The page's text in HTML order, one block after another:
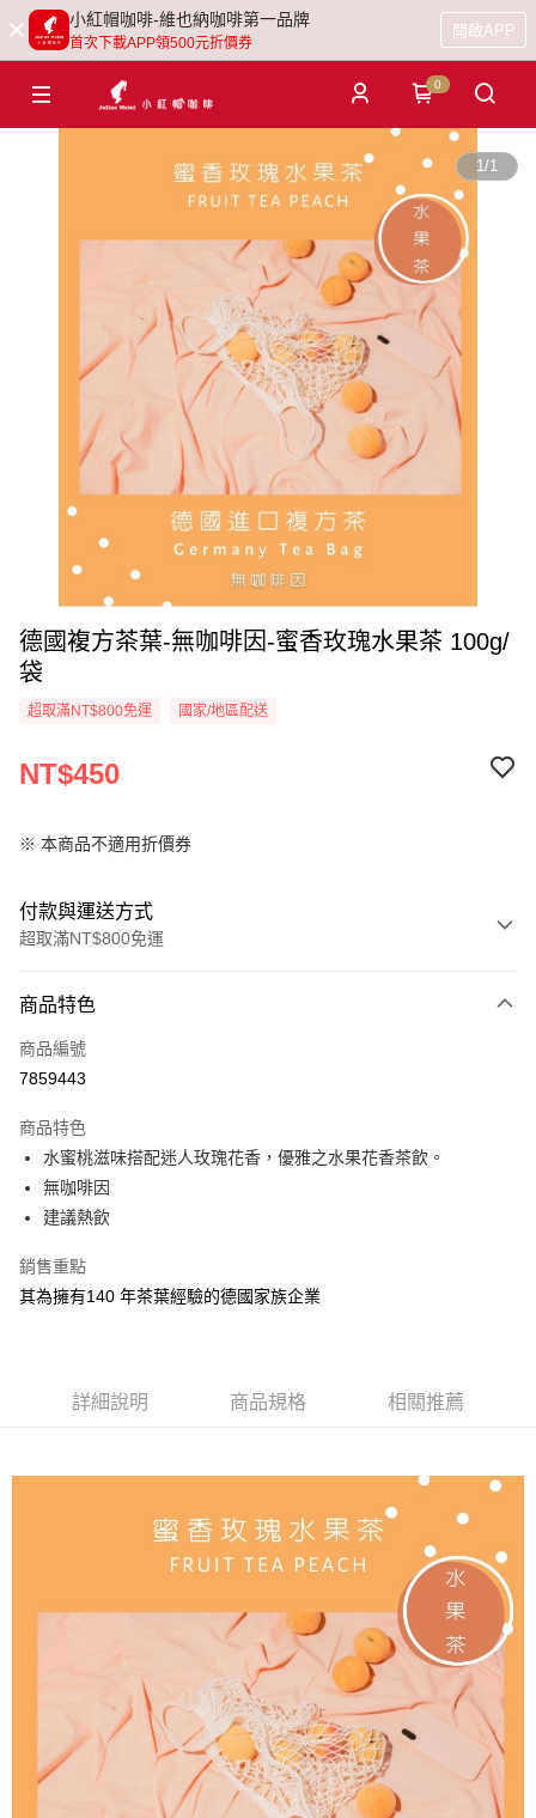
小紅帽咖啡-維也納咖啡第一品牌
首次下載APP領500元折價券
開啟APP
0
1/1
德國複方茶葉-無咖啡因-蜜香玫瑰水果茶 100g/
袋
超取滿NT$800免運 國家/地區配送
NT$450
※ 本商品不適用折價券
付款與運送方式
超取滿NT$800免運
信用卡一次付款
超商取貨付款
Apple Pay
街口支付
Google Pay
AFTEE先享後付是「在收到商品之後才付款」的支付方式。 讓您購物簡單
【「AFTEE先享後付」結帳流程】
１．於結帳方式選擇「AFTEE先享後付」後，將跳轉至「AFTEE先享後付」
結帳頁面，進行簡訊認證並確認金額後，即可完成結帳。
３．收到繳費通知簡訊後14天內，點擊此簡訊中的連結，可透過四大超商／
ATM／網路銀行／等多元方式進行付款，方視為交易完成。
※ 請注意：結帳手續完成當下不需立刻繳費，但若您需要取消訂單，請聯絡
購買商品的店家。未經商家同意取消之訂單仍視為有效，需透過AFTEE先享
後付繳納相關費用。
※ 交易是否成功請以「AFTEE先享後付 」之結帳頁面顯示為準，若有關於
是否繳費成功／繳費後需取消欲退款等相關疑問，請聯繫「AFTEE先享後付
客戶支援中心」
https://netprotections.freshdesk.com/support/home
ATM付款
每筆NT$60，滿NT$800(含以上)免運費
每筆NT$60，滿NT$2,000(含以上)免運費
付款後7-11取貨(快速到店)
每筆NT$95
黑貓宅配
每筆NT$200，滿NT$1,500(含以上)免運費
商品特色
商品編號
7859443
商品特色
水蜜桃滋味搭配迷人玫瑰花香，優雅之水果花香茶飲。
無咖啡因
建議熱飲
銷售重點
其為擁有140 年茶葉經驗的德國家族企業
詳細說明 商品規格 相關推薦